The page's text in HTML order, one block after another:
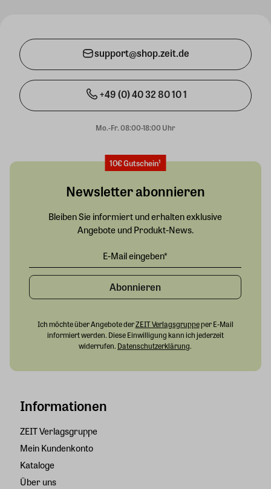
support@shop.zeit.de
+49 (0) 40 32 80 10 1
Mo.-Fr. 08:00-18:00 Uhr
Informationen
ZEIT Verlagsgruppe
Mein Kundenkonto
Kataloge
Über uns
10€ Gutschein¹
Newsletter abonnieren
Bleiben Sie informiert und erhalten exklusive
Angebote und Produkt-News.
Abonnieren
Ich möchte über Angebote derZEIT Verlagsgruppeper E-Mail
informiert werden. Diese Einwilligung kann ich jederzeit
widerrufen. Datenschutzerklärung.